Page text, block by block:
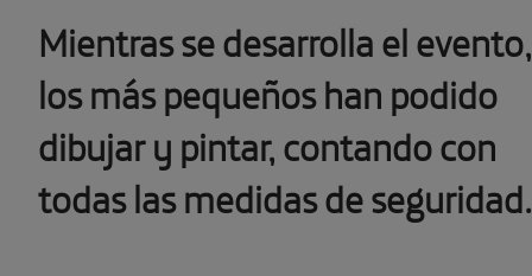
Mientras se desarrolla el evento,
los más pequeños han podido
dibujar y pintar, contando con
todas las medidas de seguridad.